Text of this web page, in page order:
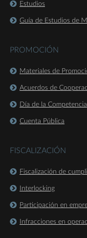
Estudios
Guía de Estudios de
PROMOCIÓN
Materiales de
Acuerdos de
Día de la Competencia
Cuenta Pública
FISCALIZACIÓN
Fiscalización de
Interlocking
Participación en
Infracciones en